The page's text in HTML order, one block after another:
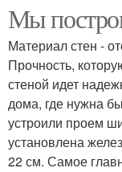
Мы
Материал стен -
Прочность,
стеной идет
дома, где нужна
устроили проем
установлена
22 см. Самое